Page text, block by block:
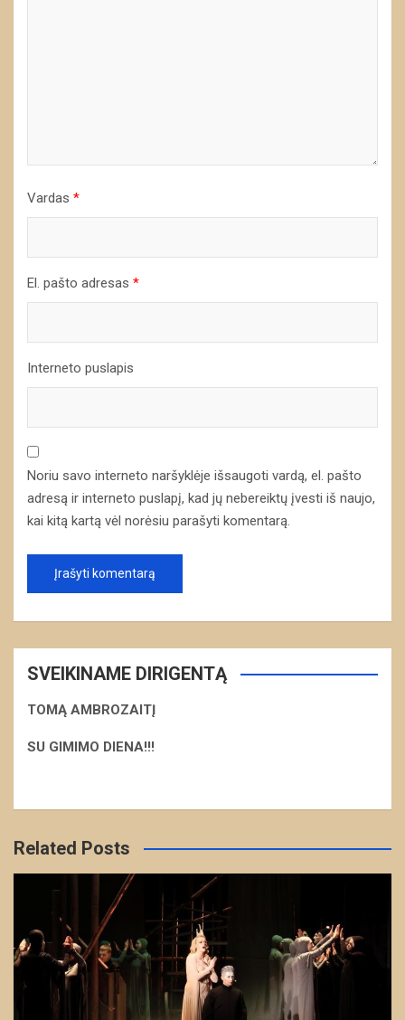
Vardas *
El. pašto adresas *
Interneto puslapis
Noriu savo interneto naršyklėje išsaugoti vardą, el. pašto
adresą ir interneto puslapį, kad jų nebereiktų įvesti iš naujo,
kai kitą kartą vėl norėsiu parašyti komentarą.
SVEIKINAME DIRIGENTĄ
TOMĄ AMBROZAITĮ
SU GIMIMO DIENA!!!
Related Posts